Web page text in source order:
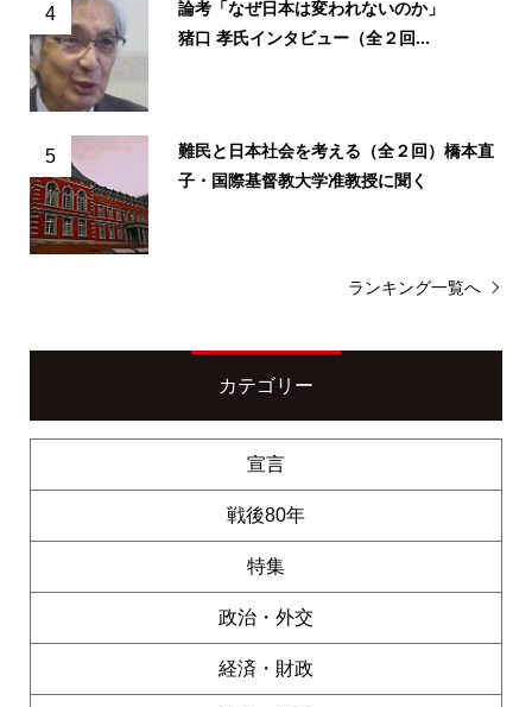
4
論考「なぜ日本は変われないのか」
猪口 孝氏インタビュー（全２回...
5
難民と日本社会を考える（全２回）橋本直
子・国際基督教大学准教授に聞く
ランキング一覧へ
カテゴリー
宣言
戦後80年
特集
政治・外交
経済・財政